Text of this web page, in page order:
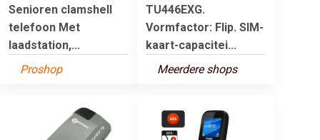
Senioren clamshell
telefoon Met
laadstation,...
Proshop
TU446EXG.
Vormfactor: Flip. SIM-
kaart-capacitei...
Meerdere shops